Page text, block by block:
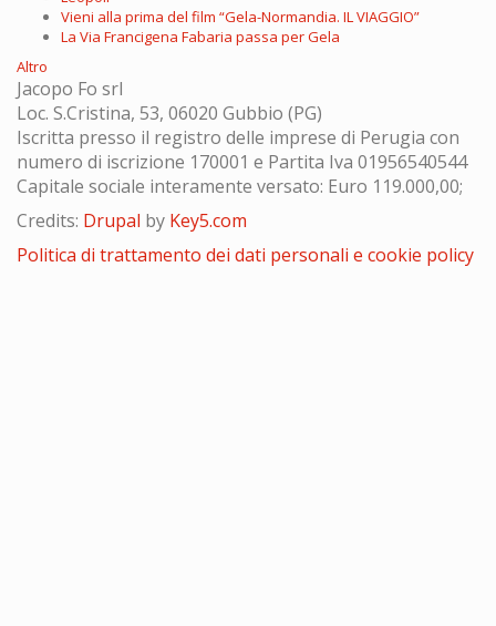
Vieni alla prima del film “Gela-Normandia. IL VIAGGIO”
La Via Francigena Fabaria passa per Gela
Altro
Jacopo Fo srl
Loc. S.Cristina, 53, 06020 Gubbio (PG)
Iscritta presso il registro delle imprese di Perugia con
numero di iscrizione 170001 e Partita Iva 01956540544
Capitale sociale interamente versato: Euro 119.000,00;
Credits: Drupal by Key5.com
Politica di trattamento dei dati personali e cookie policy